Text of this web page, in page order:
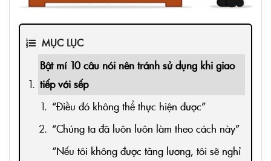
MỤC LỤC
Bật mí 10 câu nói nên tránh sử dụng khi giao
tiếp với sếp
“Điều đó không thể thực hiện được”
“Chúng ta đã luôn luôn làm theo cách này”
“Nếu tôi không được tăng lương, tôi sẽ nghỉ